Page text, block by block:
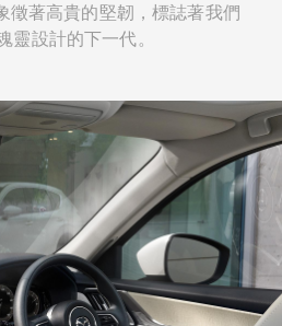
徵著高貴的堅韌，標誌著我們
靈設計的下一代。